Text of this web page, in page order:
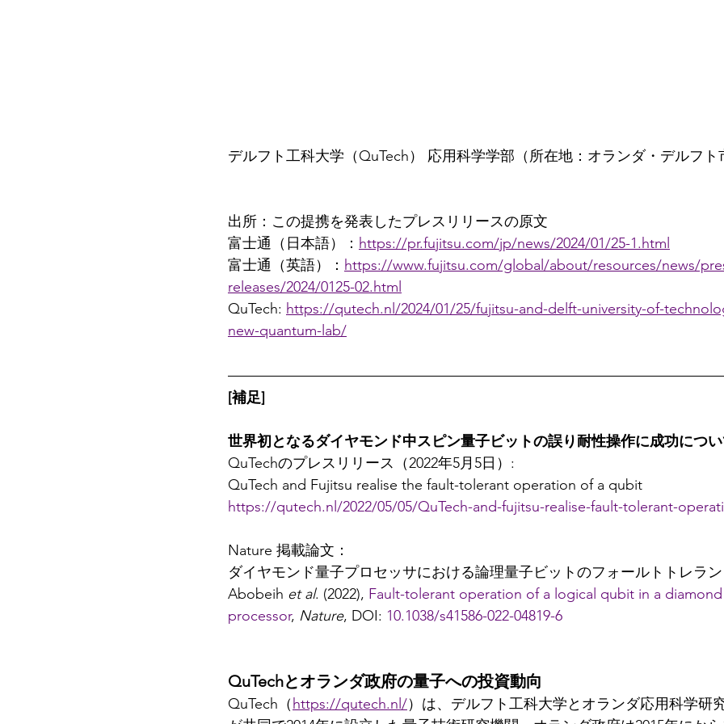
デルフト工科大学（QuTech） 応用科学学部（所在地：オランダ・デルフト
出所：この提携を発表したプレスリリースの原文
富士通（日本語）： https://pr.fujitsu.com/jp/news/2024/01/25-1.html
富士通（英語）： https://www.fujitsu.com/global/about/resources/news/
releases/2024/0125-02.html
QuTech: https://qutech.nl/2024/01/25/fujitsu-and-delft-university-of-
new-quantum-lab/
[補足]
世界初となるダイヤモンド中スピン量子ビットの誤り耐性操作に成功につ
QuTechのプレスリリース（2022年5月5日）:
QuTech and Fujitsu realise the fault-tolerant operation of a qubit
https://qutech.nl/2022/05/05/QuTech-and-fujitsu-realise-fault-tolerant-
Nature 掲載論文：
ダイヤモンド量子プロセッサにおける論理量子ビットのフォールトトレラ
Abobeih et al. (2022), Fault-tolerant operation of a logical qubit in a
processor, Nature, DOI: 10.1038/s41586-022-04819-6
QuTechとオランダ政府の量子への投資動向
QuTech（ https://qutech.nl/）は、デルフト工科大学とオランダ応用科学研